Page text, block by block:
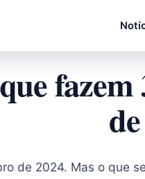
de 2024. Mas o que